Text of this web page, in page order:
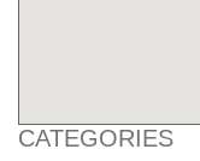
CATEGORIES